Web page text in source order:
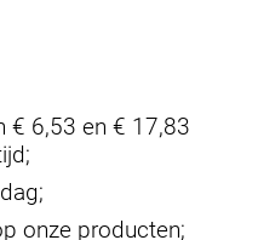
€ 6,53 en € 17,83
onze producten;